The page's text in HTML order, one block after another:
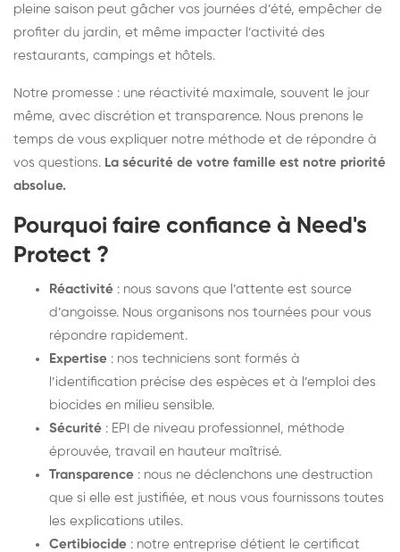
pleine saison peut gâcher vos journées d’été, empêcher de
profiter du jardin, et même impacter l’activité des
restaurants, campings et hôtels.
Notre promesse : une réactivité maximale, souvent le jour
même, avec discrétion et transparence. Nous prenons le
temps de vous expliquer notre méthode et de répondre à
vos questions. La sécurité de votre famille est notre priorité
absolue.
Pourquoi faire confiance à Need's
Protect ?
Réactivité : nous savons que l’attente est source
d’angoisse. Nous organisons nos tournées pour vous
répondre rapidement.
Expertise : nos techniciens sont formés à
l’identification précise des espèces et à l’emploi des
biocides en milieu sensible.
Sécurité : EPI de niveau professionnel, méthode
éprouvée, travail en hauteur maîtrisé.
Transparence : nous ne déclenchons une destruction
que si elle est justifiée, et nous vous fournissons toutes
les explications utiles.
Certibiocide : notre entreprise détient le certificat